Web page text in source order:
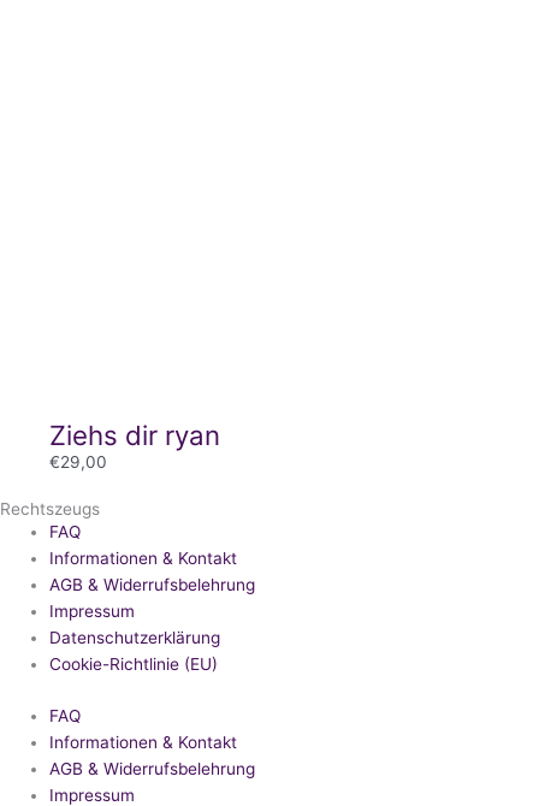
Ziehs dir ryan
€29,00
Rechtszeugs
FAQ
Informationen & Kontakt
AGB & Widerrufsbelehrung
Impressum
Datenschutzerklärung
Cookie-Richtlinie (EU)
FAQ
Informationen & Kontakt
AGB & Widerrufsbelehrung
Impressum